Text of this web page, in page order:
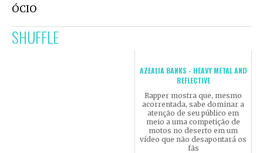
ÓCIO
SHUFFLE
AZEALIA BANKS - HEAVY METAL AND
REFLECTIVE
Rapper mostra que, mesmo
acorrentada, sabe dominar a
atenção de seu público em
meio a uma competição de
motos no deserto em um
vídeo que não desapontará os
fãs